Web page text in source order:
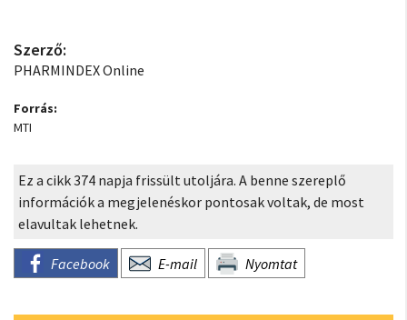
Szerző:
PHARMINDEX Online
Forrás:
MTI
Ez a cikk 374 napja frissült utoljára. A benne szereplő
információk a megjelenéskor pontosak voltak, de most
elavultak lehetnek.
Facebook E-mail Nyomtat